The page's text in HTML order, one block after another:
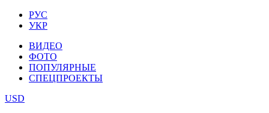
РУС
УКР
ВИДЕО
ФОТО
ПОПУЛЯРНЫЕ
СПЕЦПРОЕКТЫ
USD